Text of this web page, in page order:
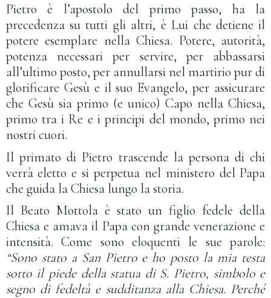
Pietro è l’apostolo del primo passo, ha la
precedenza su tutti gli altri, è Lui che detiene il
potere esemplare nella Chiesa. Potere, autorità,
potenza necessari per servire, per abbassarsi
all’ultimo posto, per annullarsi nel martirio pur di
glorificare Gesù e il suo Evangelo, per assicurare
che Gesù sia primo (e unico) Capo nella Chiesa,
primo tra i Re e i principi del mondo, primo nei
nostri cuori.
Il primato di Pietro trascende la persona di chi
verrà eletto e si perpetua nel ministero del Papa
che guida la Chiesa lungo la storia.
Il Beato Mottola è stato un figlio fedele della
Chiesa e amava il Papa con grande venerazione e
intensità. Come sono eloquenti le sue parole:
“Sono stato a San Pietro e ho posto la mia testa
sotto il piede della statua di S. Pietro, simbolo e
segno di fedeltà e sudditanza alla Chiesa. Perché